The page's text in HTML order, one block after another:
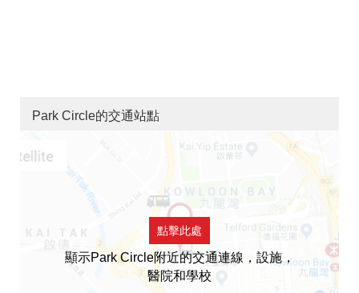
Park Circle的交通站點
點擊此處
顯示Park Circle附近的交通連線，設施，
醫院和學校